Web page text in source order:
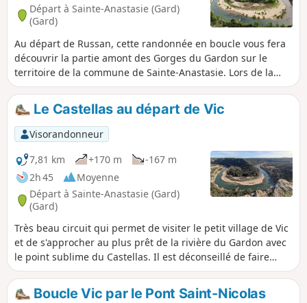
Départ à Sainte-Anastasie (Gard)
(Gard)
Au départ de Russan, cette randonnée en boucle vous fera
découvrir la partie amont des Gorges du Gardon sur le
territoire de la commune de Sainte-Anastasie. Lors de la
première partie sur des pistes DFCI, vous passerez par le
charmant village de Vic puis descendrez jusqu'à Saint-
Nicolas à proximité du prieuré et du pont éponymes.
Débute ensuite la remontée sur le plateau en surplombant
le Gardon par un sentier tantôt escarpé avec de petits
lapiaz. Enfin, une jolie piste vous mènera jusqu'au Castellas
où le belvédère sur un méandre du Gardon en forme de fer
à cheval est époustouflant. En rentrant vers le parking, vous
aurez l'occasion de découvrir la surprenante Grotte de la
Trone.
Le Castellas au départ de Vic
Visorandonneur
7,81 km
+170 m
-167 m
2h 45
Moyenne
Départ à Sainte-Anastasie (Gard)
(Gard)
Très beau circuit qui permet de visiter le petit village de Vic
et de s'approcher au plus prêt de la rivière du Gardon avec
le point sublime du Castellas. Il est déconseillé de faire
cette randonnée en plein été. Très peu de cheminement à
l’ombre.Boucle Vic par le Pont Saint-Nicolas